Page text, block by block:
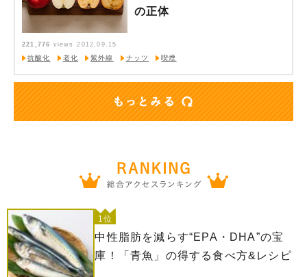
の正体
221,776 views
2012.09.15
抗酸化
老化 紫外線 ナッツ 喫煙
1位
中性脂肪を減らす“EPA・DHA”の宝
庫！「青魚」の得する食べ方&レシピ